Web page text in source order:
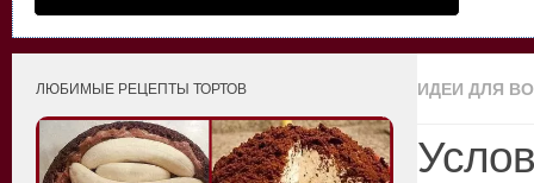
ИДЕИ ДЛЯ
ЛЮБИМЫЕ РЕЦЕПТЫ ТОРТОВ